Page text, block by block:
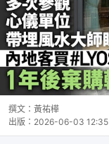
撰文： 黃祐樺
出版： 2026-06-03 12:35